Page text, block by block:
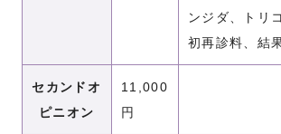
ンジダ、
トリ
初再診料、結
セカンドオ
ピニオン
11,000
円